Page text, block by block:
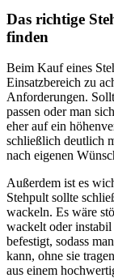
Das richtige
finden
Beim Kauf eines
Einsatzbereich zu
Anforderungen.
passen oder man
eher auf ein
schließlich deutlich
nach eigenen
Außerdem ist es
Stehpult sollte
wackeln. Es wäre
wackelt oder
befestigt, sodass
kann, ohne sie
aus einem